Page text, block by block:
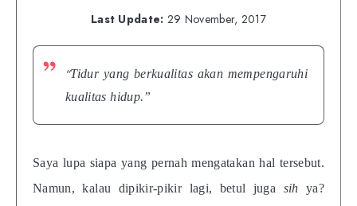
Last Update: 29 November, 2017
“Tidur yang berkualitas akan mempengaruhi
kualitas hidup.”
Saya lupa siapa yang pernah mengatakan hal tersebut.
Namun, kalau dipikir-pikir lagi, betul juga sih ya?